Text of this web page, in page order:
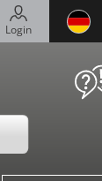
Login